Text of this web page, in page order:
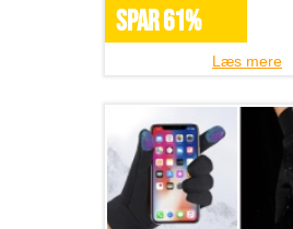
SPAR 61%
Læs mere